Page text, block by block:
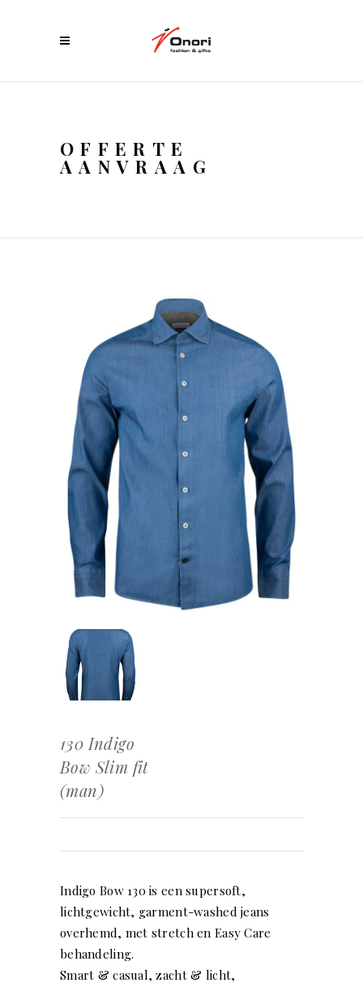
OFFERTE
AANVRAAG
130 Indigo
Bow Slim fit
(man)
Indigo Bow 130 is een supersoft,
lichtgewicht, garment-washed jeans
overhemd, met stretch en Easy Care
behandeling.
Smart & casual, zacht & licht,